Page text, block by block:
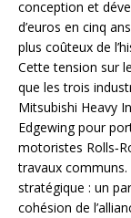
conception et
d’euros en cinq
plus coûteux de
Cette tension sur
que les trois
Mitsubishi Heavy
Edgewing pour
motoristes
travaux communs.
stratégique : un
cohésion de